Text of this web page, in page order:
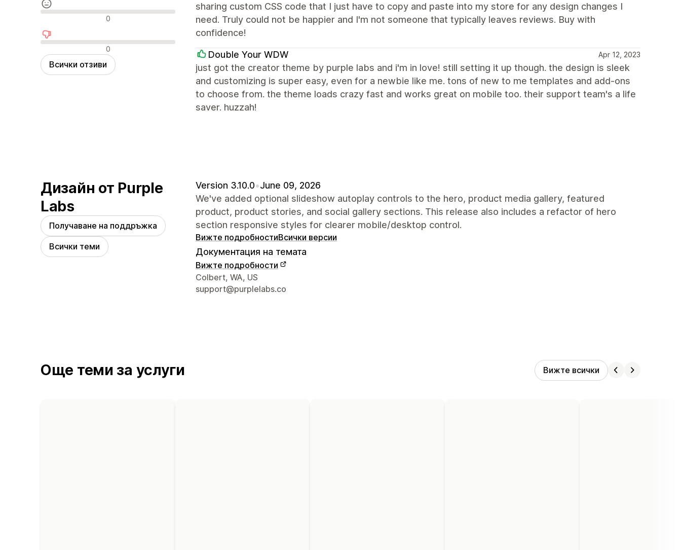
Неутрални отзиви
0
Отрицателни отзиви
0
Всички отзиви
sharing custom CSS code that I just have to copy and paste into my store for any design changes I
need. Truly could not be happier and I'm not someone that typically leaves reviews. Buy with
confidence!
Double Your WDW Apr 12, 2023
just got the creator theme by purple labs and i'm in love! still setting it up though. the design is sleek
and customizing is super easy, even for a newbie like me. tons of new to me templates and add-ons
to choose from. the theme loads crazy fast and works great on mobile too. their support team's a life
saver. huzzah!
Дизайн от Purple
Labs
Получаване на поддръжка
Всички теми
Version 3.10.0•June 09, 2026
We've added optional slideshow autoplay controls to the hero, product media gallery, featured
product, product stories, and social gallery sections. This release also includes a refactor of hero
section responsive styles for clearer mobile/desktop control.
Вижте подробностиВсички версии
Документация на темата
Вижте подробности
Данни за връзка с дизайнера
Colbert, WA, US
support@purplelabs.co
Още теми за услуги Вижте всички